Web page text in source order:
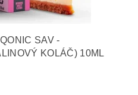
SAV -
KOLÁČ) 10ML